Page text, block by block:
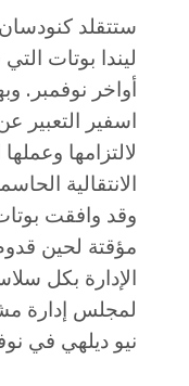
ستتقلد
ليندا بوتات
أواخر نوفمبر.
اسفير التعبير
لالتزامها
الانتقالية
وقد وافقت
مؤقتة لحين
الإدارة بكل
لمجلس إدارة
نيو ديلهي في